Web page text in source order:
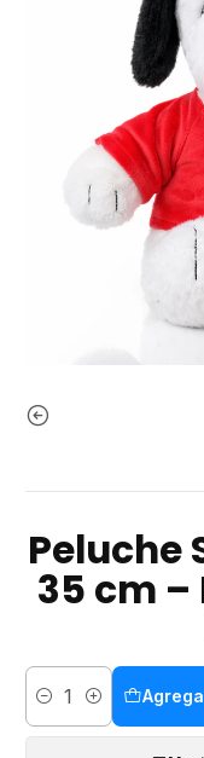
Peluche
35 cm –
Cantidad